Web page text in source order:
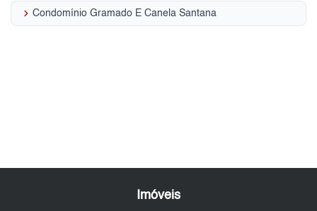
keyboard_arrow_right Condomínio Gramado E Canela Santana
Imóveis